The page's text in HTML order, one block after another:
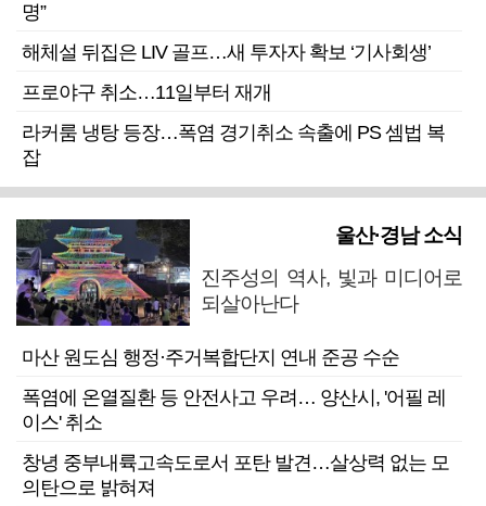
명”
해체설 뒤집은 LIV 골프…새 투자자 확보 ‘기사회생’
프로야구 취소…11일부터 재개
라커룸 냉탕 등장…폭염 경기취소 속출에 PS 셈법 복
잡
울산·경남 소식
진주성의 역사, 빛과 미디어로
되살아난다
마산 원도심 행정·주거복합단지 연내 준공 수순
폭염에 온열질환 등 안전사고 우려… 양산시, '어필 레
이스' 취소
창녕 중부내륙고속도로서 포탄 발견…살상력 없는 모
의탄으로 밝혀져